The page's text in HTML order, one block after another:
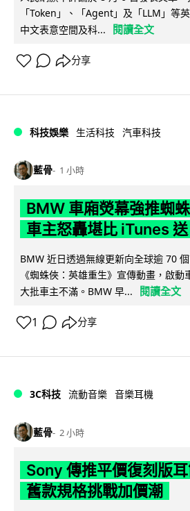
「Token」、「Agent」及「LLM」等
中文表意空間及科...
閱讀全文
分享
科技娛樂 生活科技 汽車科技
藍骨 1 小時
BMW 車廂熒幕強推蜘
車主怒轟堪比 iTunes
BMW 近日透過無線更新向全球逾 70
《蜘蛛俠：英雄重生》宣傳動畫，啟
大批車主不滿。BMW 早...
閱讀全文
1 分享
3C科技 流動音樂 音樂耳機
藍骨 2 小時
Sony 傳推平價復刻版
舊款規格挑戰加價潮